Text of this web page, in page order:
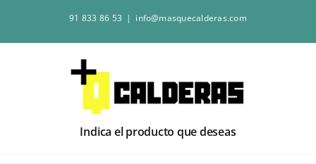
contenido
91 833 86 53 | info@masquecalderas.com
Indica el producto que deseas